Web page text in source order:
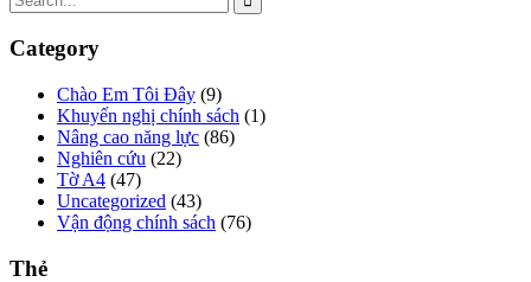
Category
Chào Em Tôi Đây (9)
Khuyến nghị chính sách (1)
Nâng cao năng lực (86)
Nghiên cứu (22)
Tờ A4 (47)
Uncategorized (43)
Vận động chính sách (76)
Thẻ